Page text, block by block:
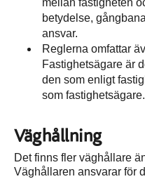
mellan fastigheten
betydelse,
ansvar.
Reglerna omfattar
Fastighetsägare är
den som enligt
som fastighetsägare.
Väghållning
Det finns fler väghållare
Väghållaren ansvarar för